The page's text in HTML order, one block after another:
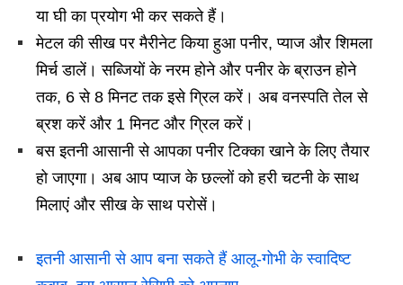
या घी का प्रयोग भी कर सकते हैं।
मेटल की सीख पर मैरीनेट किया हुआ पनीर, प्याज और शिमला
मिर्च डालें। सब्जियों के नरम होने और पनीर के ब्राउन होने
तक, 6 से 8 मिनट तक इसे ग्रिल करें। अब वनस्पति तेल से
ब्रश करें और 1 मिनट और ग्रिल करें।
बस इतनी आसानी से आपका पनीर टिक्का खाने के लिए तैयार
हो जाएगा। अब आप प्याज के छल्लों को हरी चटनी के साथ
मिलाएं और सीख के साथ परोसें।
इतनी आसानी से आप बना सकते हैं आलू-गोभी के स्वादिष्ट